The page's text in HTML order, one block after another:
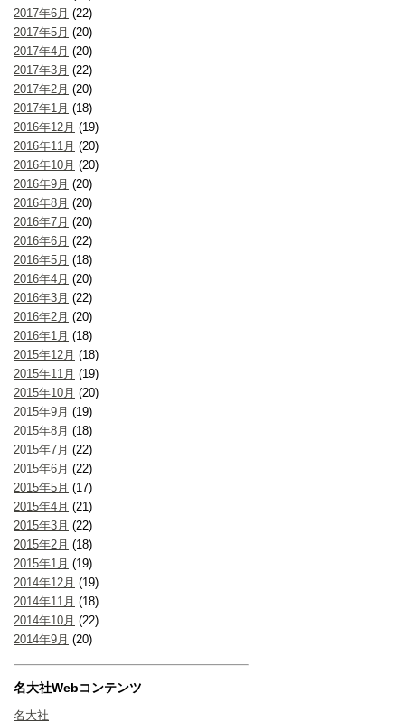
2017年6月 (22)
2017年5月 (20)
2017年4月 (20)
2017年3月 (22)
2017年2月 (20)
2017年1月 (18)
2016年12月 (19)
2016年11月 (20)
2016年10月 (20)
2016年9月 (20)
2016年8月 (20)
2016年7月 (20)
2016年6月 (22)
2016年5月 (18)
2016年4月 (20)
2016年3月 (22)
2016年2月 (20)
2016年1月 (18)
2015年12月 (18)
2015年11月 (19)
2015年10月 (20)
2015年9月 (19)
2015年8月 (18)
2015年7月 (22)
2015年6月 (22)
2015年5月 (17)
2015年4月 (21)
2015年3月 (22)
2015年2月 (18)
2015年1月 (19)
2014年12月 (19)
2014年11月 (18)
2014年10月 (22)
2014年9月 (20)
名大社Webコンテンツ
名大社